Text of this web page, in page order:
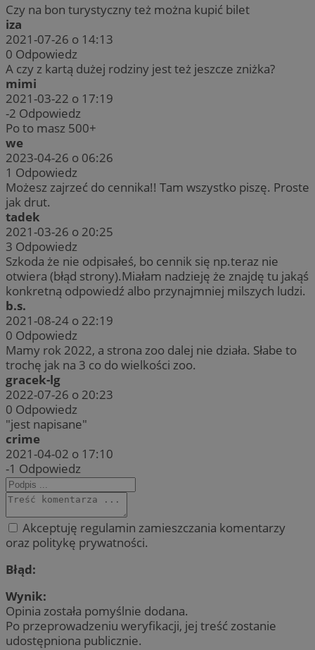
Czy na bon turystyczny też można kupić bilet
iza
2021-07-26 o 14:13
0 Odpowiedz
A czy z kartą dużej rodziny jest też jeszcze zniżka?
mimi
2021-03-22 o 17:19
-2 Odpowiedz
Po to masz 500+
we
2023-04-26 o 06:26
1 Odpowiedz
Możesz zajrzeć do cennika!! Tam wszystko piszę. Proste
jak drut.
tadek
2021-03-26 o 20:25
3 Odpowiedz
Szkoda że nie odpisałeś, bo cennik się np.teraz nie
otwiera (błąd strony).Miałam nadzieję że znajdę tu jakąś
konkretną odpowiedź albo przynajmniej milszych ludzi.
b.s.
2021-08-24 o 22:19
0 Odpowiedz
Mamy rok 2022, a strona zoo dalej nie działa. Słabe to
trochę jak na 3 co do wielkości zoo.
gracek-lg
2022-07-26 o 20:23
0 Odpowiedz
"jest napisane"
crime
2021-04-02 o 17:10
-1 Odpowiedz
Akceptuję regulamin zamieszczania komentarzy
oraz politykę prywatności.
Błąd:
Wynik:
Opinia została pomyślnie dodana.
Po przeprowadzeniu weryfikacji, jej treść zostanie
udostępniona publicznie.